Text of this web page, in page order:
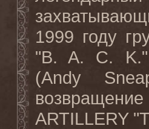
1999 году
"B. A. C.
(Andy
ARTILLERY